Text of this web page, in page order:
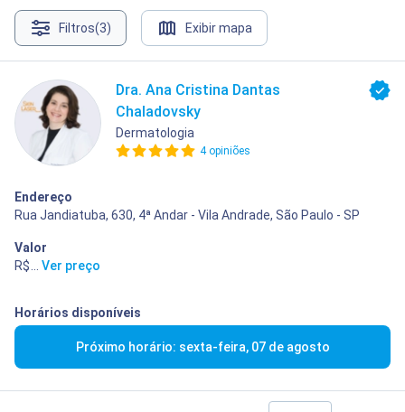
Filtros(3) Exibir mapa
Dra. Ana Cristina Dantas
Chaladovsky
Dermatologia
4 opiniões
Endereço
Rua Jandiatuba, 630, 4ª Andar - Vila Andrade, São Paulo - SP
Valor
R$ 400,00
Ver preço
Horários disponíveis
Próximo horário: sexta-feira, 07 de agosto